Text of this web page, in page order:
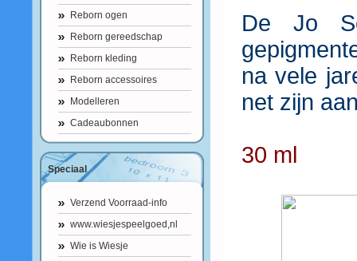
Reborn ogen
Reborn gereedschap
Reborn kleding
Reborn accessoires
Modelleren
Cadeaubonnen
Speciaal
Verzend Voorraad-info
www.wiesjespeelgoed,nl
Wie is Wiesje
De Jo
na vele
net zijn
30 ml